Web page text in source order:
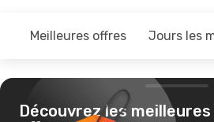
Meilleures offres Jours les
Découvrez les meilleures